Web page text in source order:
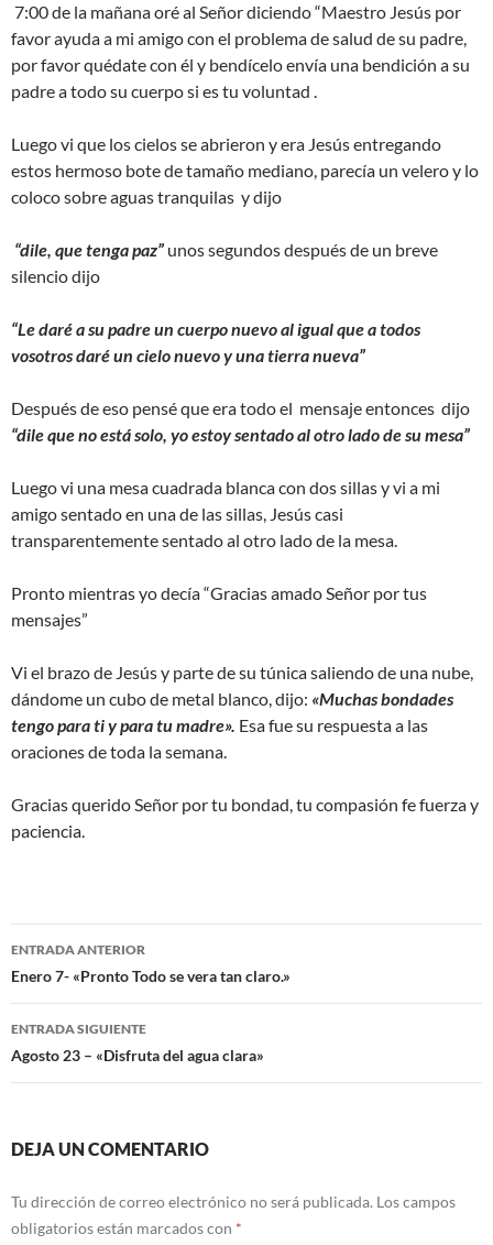
7:00 de la mañana oré al Señor diciendo “Maestro Jesús por
favor ayuda a mi amigo con el problema de salud de su padre,
por favor quédate con él y bendícelo envía una bendición a su
padre a todo su cuerpo si es tu voluntad .
Luego vi que los cielos se abrieron y era Jesús entregando
estos hermoso bote de tamaño mediano, parecía un velero y lo
coloco sobre aguas tranquilas y dijo
“dile, que tenga paz” unos segundos después de un breve
silencio dijo
“Le daré a su padre un cuerpo nuevo al igual que a todos
vosotros daré un cielo nuevo y una tierra nueva”
Después de eso pensé que era todo el mensaje entonces dijo
“dile que no está solo, yo estoy sentado al otro lado de su mesa”
Luego vi una mesa cuadrada blanca con dos sillas y vi a mi
amigo sentado en una de las sillas, Jesús casi
transparentemente sentado al otro lado de la mesa.
Pronto mientras yo decía “Gracias amado Señor por tus
mensajes”
Vi el brazo de Jesús y parte de su túnica saliendo de una nube,
dándome un cubo de metal blanco, dijo: «Muchas bondades
tengo para ti y para tu madre». Esa fue su respuesta a las
oraciones de toda la semana.
Gracias querido Señor por tu bondad, tu compasión fe fuerza y ​​
paciencia.
Navegación
de
entradas
ENTRADA ANTERIOR
Enero 7- «Pronto Todo se vera tan claro.»
ENTRADA SIGUIENTE
Agosto 23 – «Disfruta del agua clara»
DEJA UN COMENTARIO
Tu dirección de correo electrónico no será publicada. Los campos
obligatorios están marcados con *